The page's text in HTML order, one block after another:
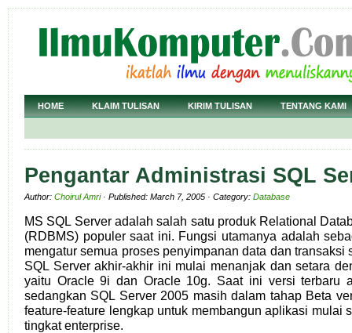
HOME KLAIM TULISAN KIRIM TULISAN TENTANG KAMI
Pengantar Administrasi SQL
Author: Choirul Amri· Published: March 7, 2005 · Category: Database
MS SQL Server adalah salah satu produk Relational
(RDBMS) populer saat ini. Fungsi utamanya adalah
mengatur semua proses penyimpanan data dan transaksi
SQL Server akhir-akhir ini mulai menanjak dan setara
yaitu Oracle 9i dan Oracle 10g. Saat ini versi terbaru
sedangkan SQL Server 2005 masih dalam tahap Beta
feature-feature lengkap untuk membangun aplikasi mulai
tingkat enterprise.